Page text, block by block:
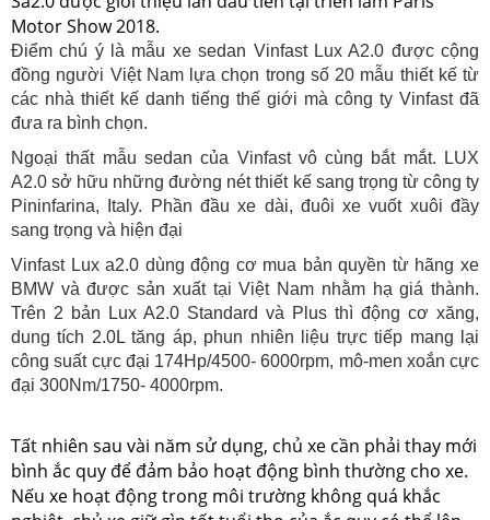
Motor Show 2018.
Điểm chú ý là mẫu xe sedan Vinfast Lux A2.0 được cộng
đồng người Việt Nam lựa chọn trong số 20 mẫu thiết kế từ
các nhà thiết kế danh tiếng thế giới mà công ty Vinfast đã
đưa ra bình chọn.
Ngoại thất mẫu sedan của Vinfast vô cùng bắt mắt. LUX
A2.0 sở hữu những đường nét thiết kế sang trọng từ công ty
Pininfarina, Italy. Phần đầu xe dài, đuôi xe vuốt xuôi đầy
sang trọng và hiện đại
Vinfast Lux a2.0 dùng động cơ mua bản quyền từ hãng xe
BMW và được sản xuất tại Việt Nam nhằm hạ giá thành.
Trên 2 bản Lux A2.0 Standard và Plus thì động cơ xăng,
dung tích 2.0L tăng áp, phun nhiên liệu trực tiếp mang lại
công suất cực đại 174Hp/4500- 6000rpm, mô-men xoắn cực
đại 300Nm/1750- 4000rpm.
Tất nhiên sau vài năm sử dụng, chủ xe cần phải thay mới
bình ắc quy để đảm bảo hoạt động bình thường cho xe.
Nếu xe hoạt động trong môi trường không quá khắc